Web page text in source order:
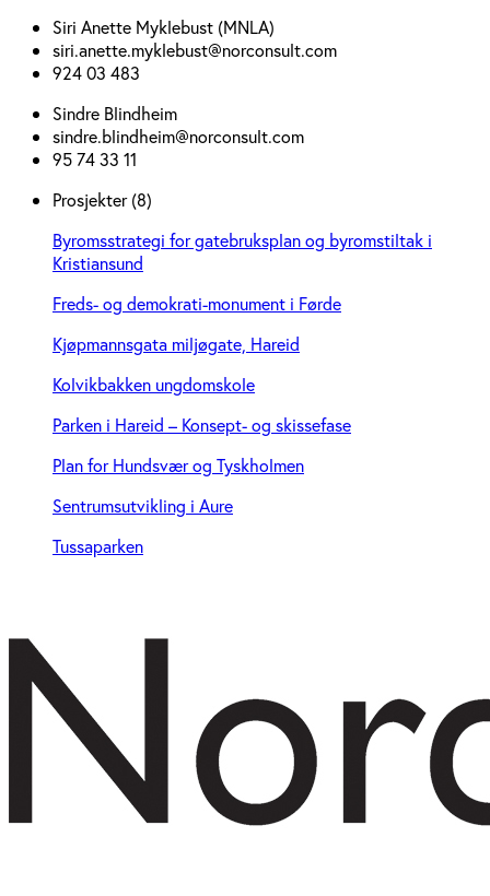
Siri Anette Myklebust (MNLA)
siri.anette.myklebust@norconsult.com
924 03 483
Sindre Blindheim
sindre.blindheim@norconsult.com
95 74 33 11
Prosjekter (8)
Byromsstrategi for gatebruksplan og byromstiltak i
Kristiansund
Freds- og demokrati-monument i Førde
Kjøpmannsgata miljøgate, Hareid
Kolvikbakken ungdomskole
Parken i Hareid – Konsept- og skissefase
Plan for Hundsvær og Tyskholmen
Sentrumsutvikling i Aure
Tussaparken